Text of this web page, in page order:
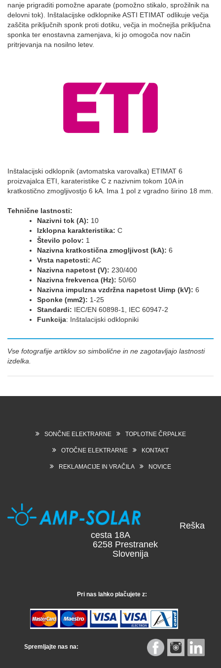
nanje prigraditi pomožne aparate (pomožno stikalo, sprožilnik na
delovni tok). Inštalacijske odklopnike ASTI ETIMAT odlikuje večja
zaščita priključnih sponk proti dotiku, večja in močnejša priključna
sponka ter enostavna zamenjava, ki jo omogoča nov način
pritrjevanja na nosilno letev.
Inštalacijski odklopnik (avtomatska varovalka) ETIMAT 6
proizvajalca ETI, karateristike C z nazivnim tokom 10A in
kratkostično zmogljivostjo 6 kA. Ima 1 pol z vgradno širino 18 mm.
Tehnične lastnosti:
Nazivni tok (A): 10
Izklopna karakteristika: C
Število polov: 1
Nazivna kratkostična zmogljivost (kA): 6
Vrsta napetosti: AC
Nazivna napetost (V): 230/400
Nazivna frekvenca (Hz): 50/60
Nazivna impulzna vzdržna napetost Uimp (kV): 6
Sponke (mm2): 1-25
Standardi: IEC/EN 60898-1, IEC 60947-2
Funkcija: Inštalacijski odklopniki
Vse fotografije artiklov so simbolične in ne zagotavljajo lastnosti
izdelka.
SONČNE ELEKTRARNE TOPLOTNE ČRPALKE
OTOČNE ELEKTRARNE KONTAKT
REKLAMACIJE IN VRAČILA NOVICE
Reška
cesta 18A
6258 Prestranek
Slovenija
Pri nas lahko plačujete z:
Spremljajte nas na: